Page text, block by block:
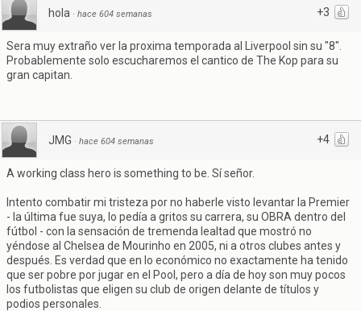
+3
hola · hace 604 semanas
Sera muy extraño ver la proxima temporada al Liverpool sin su "8".
Probablemente solo escucharemos el cantico de The Kop para su
gran capitan.
+4
JMG · hace 604 semanas
A working class hero is something to be. Sí señor.
Intento combatir mi tristeza por no haberle visto levantar la Premier
- la última fue suya, lo pedía a gritos su carrera, su OBRA dentro del
fútbol - con la sensación de tremenda lealtad que mostró no
yéndose al Chelsea de Mourinho en 2005, ni a otros clubes antes y
después. Es verdad que en lo económico no exactamente ha tenido
que ser pobre por jugar en el Pool, pero a día de hoy son muy pocos
los futbolistas que eligen su club de origen delante de títulos y
podios personales.